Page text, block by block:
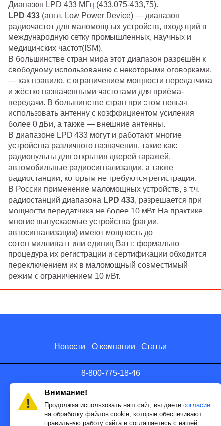
Диапазон LPD 433 МГц (433,075-433,75).
LPD 433 (англ. Low Power Device) — диапазон
радиочастот для маломощных устройств, входящий в
международную сетку промышленных, научных и
медицинских частот(ISM).
В большинстве стран мира этот диапазон разрешён к
свободному использованию с некоторыми оговорками,
— как правило, с ограничением мощности передатчика
и жёстко назначенными частотами для приёма-
передачи. В большинстве стран при этом нельзя
использовать антенну с коэффициентом усиления
более 0 дБи, а также — внешние антенны.
В диапазоне LPD 433 могут и работают многие
устройства различного назначения, такие как:
радиопульты для открытия дверей гаражей,
автомобильные радиосигнализации, а также
радиостанции, которым не требуются регистрация.
В России применение маломощных устройств, в т.ч.
радиостанций диапазона LPD 433, разрешается при
мощности передатчика не более 10 мВт. На практике,
многие выпускаемые устройства (рации,
автосигнализации) имеют мощность до
сотен милливатт или единиц Ватт; формально
процедура их регистрации и сертификации обходится
переключением их в маломощный совместимый
режим с ограничением 10 мВт.
Новости О компании Статьи
8-800-775-18-46
info@antenna.ru
Внимание!
Продолжая использовать наш сайт, вы даете согласие
на обработку файлов cookie, которые обеспечивают
правильную работу сайта и соглашаетесь с нашей